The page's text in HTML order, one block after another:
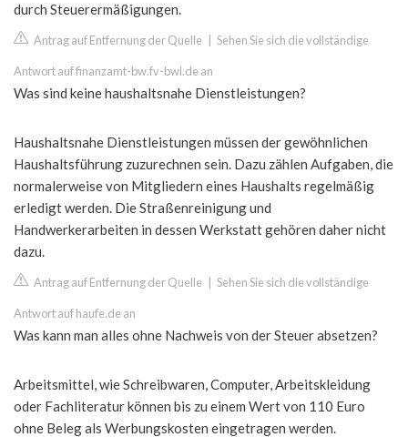
durch Steuerermäßigungen.
Antrag auf Entfernung der Quelle Sehen Sie sich die vollständige
Antwort auf finanzamt-bw.fv-bwl.de an
Was sind keine haushaltsnahe Dienstleistungen?
Haushaltsnahe Dienstleistungen müssen der gewöhnlichen
Haushaltsführung zuzurechnen sein. Dazu zählen Aufgaben, die
normalerweise von Mitgliedern eines Haushalts regelmäßig
erledigt werden. Die Straßenreinigung und
Handwerkerarbeiten in dessen Werkstatt gehören daher nicht
dazu.
Antrag auf Entfernung der Quelle Sehen Sie sich die vollständige
Antwort auf haufe.de an
Was kann man alles ohne Nachweis von der Steuer absetzen?
Arbeitsmittel, wie Schreibwaren, Computer, Arbeitskleidung
oder Fachliteratur können bis zu einem Wert von 110 Euro
ohne Beleg als Werbungskosten eingetragen werden.